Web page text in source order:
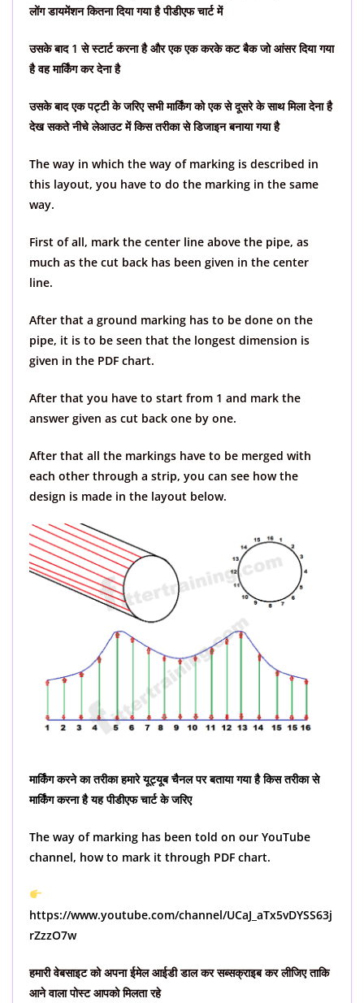
लोंग डायमेंशन कितना दिया गया है पीडीएफ चार्ट में
उसके बाद 1 से स्टार्ट करना है और एक एक करके कट बैक जो आंसर दिया गया
है वह मार्किंग कर देना है
उसके बाद एक पट्टी के जरिए सभी मार्किंग को एक से दूसरे के साथ मिला देना है
देख सकते नीचे लेआउट में किस तरीका से डिजाइन बनाया गया है
The way in which the way of marking is described in
this layout, you have to do the marking in the same
way.
First of all, mark the center line above the pipe, as
much as the cut back has been given in the center
line.
After that a ground marking has to be done on the
pipe, it is to be seen that the longest dimension is
given in the PDF chart.
After that you have to start from 1 and mark the
answer given as cut back one by one.
After that all the markings have to be merged with
each other through a strip, you can see how the
design is made in the layout below.
मार्किंग करने का तरीका हमारे यूट्यूब चैनल पर बताया गया है किस तरीका से
मार्किंग करना है यह पीडीएफ चार्ट के जरिए
The way of marking has been told on our YouTube
channel, how to mark it through PDF chart.
https://www.youtube.com/channel/UCaJ_aTx5vDYSS63j
rZzzO7w
हमारी वेबसाइट को अपना ईमेल आईडी डाल कर सब्सक्राइब कर लीजिए ताकि
आने वाला पोस्ट आपको मिलता रहे